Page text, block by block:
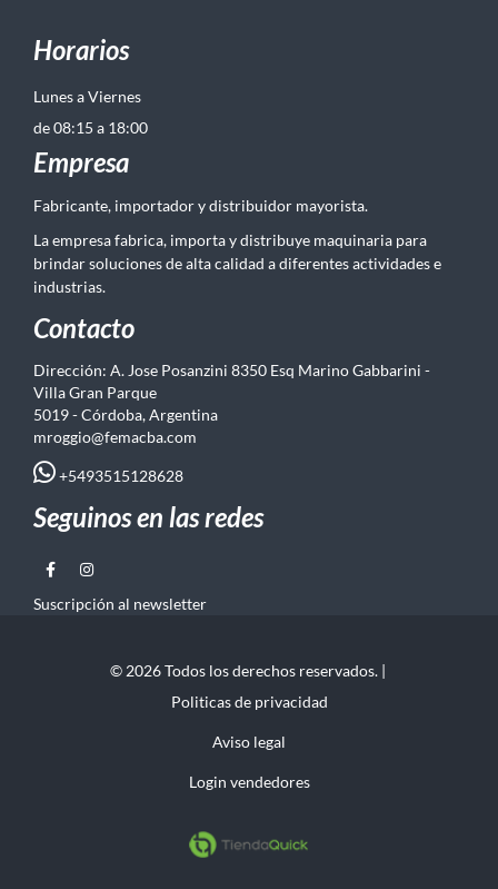
Horarios
Lunes a Viernes
de 08:15 a 18:00
Empresa
Fabricante, importador y distribuidor mayorista.
La empresa fabrica, importa y distribuye maquinaria para
brindar soluciones de alta calidad a diferentes actividades e
industrias.
Contacto
Dirección: A. Jose Posanzini 8350 Esq Marino Gabbarini -
Villa Gran Parque
5019 - Córdoba, Argentina
mroggio@femacba.com
+5493515128628
Seguinos en las redes
Suscripción al newsletter
© 2026 Todos los derechos reservados. |
Politicas de privacidad
Aviso legal
Login vendedores